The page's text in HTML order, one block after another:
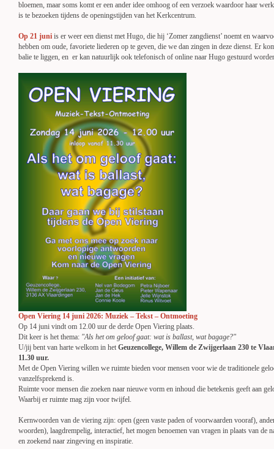
bloemen, maar soms komt er een ander idee omhoog of een verzoek waardoor haar
is te bezoeken tijdens de openingstijden van het Kerkcentrum.
Op 21 juni is er weer een dienst met Hugo, die hij ‘Zomer zangdienst’ noemt en
hebben om oude, favoriete liederen op te geven, die we dan zingen in deze dienst. Er
balie te liggen, en er kan natuurlijk ook telefonisch of online naar Hugo gestuurd
Open Viering 14 juni 2026: Muziek – Tekst – Ontmoeting
Op 14 juni vindt om 12.00 uur de derde Open Viering plaats.
Dit keer is het thema: "Als het om geloof gaat: wat is ballast, wat bagage?"
U/jij bent van harte welkom in het Geuzencollege, Willem de Zwijgerlaan 230 te
11.30 uur.
Met de Open Viering willen we ruimte bieden voor mensen voor wie de traditionele
vanzelfsprekend is.
Ruimte voor mensen die zoeken naar nieuwe vorm en inhoud die betekenis geeft aan
Waarbij er ruimte mag zijn voor twijfel.
Kernwoorden van de viering zijn: open (geen vaste paden of voorwaarden vooraf),
woorden), laagdrempelig, interactief, het mogen benoemen van vragen in plaats van de
en zoekend naar zingeving en inspiratie.